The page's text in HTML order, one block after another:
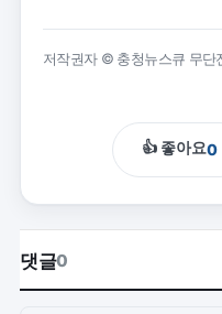
저작권자 © 충청뉴스큐 무단
👍 좋아요0
댓글0